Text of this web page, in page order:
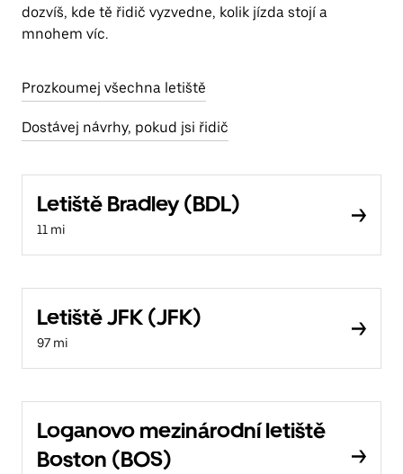
dozvíš, kde tě řidič vyzvedne, kolik jízda stojí a
mnohem víc.
Prozkoumej všechna letiště
Dostávej návrhy, pokud jsi řidič
Letiště Bradley (BDL)
11 mi
Letiště JFK (JFK)
97 mi
Loganovo mezinárodní letiště
Boston (BOS)